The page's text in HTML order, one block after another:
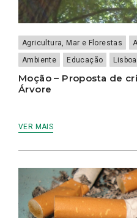
Agricultura, Mar e Florestas
Ambiente
Educação Lisboa
Moção – Proposta de
Árvore
VER MAIS